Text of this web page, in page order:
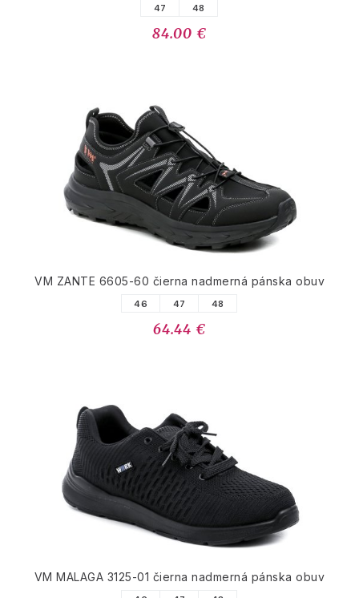
47 48
84.00 €
VM ZANTE 6605-60 čierna nadmerná pánska obuv
46 47 48
64.44 €
VM MALAGA 3125-01 čierna nadmerná pánska obuv